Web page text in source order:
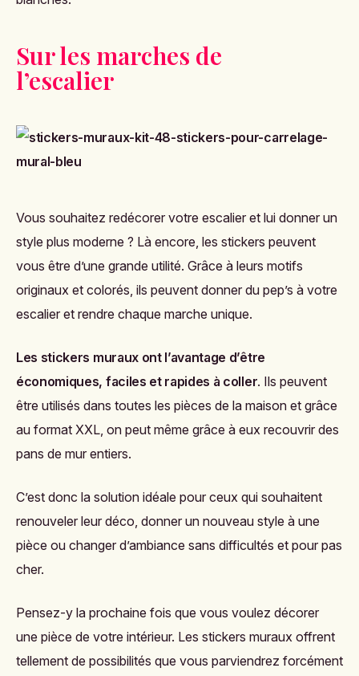
Sur les marches de
l’escalier
Vous souhaitez redécorer votre escalier et lui donner un
style plus moderne ? Là encore, les stickers peuvent
vous être d’une grande utilité. Grâce à leurs motifs
originaux et colorés, ils peuvent donner du pep’s à votre
escalier et rendre chaque marche unique.
Les stickers muraux ont l’avantage d’être
économiques, faciles et rapides à coller. Ils peuvent
être utilisés dans toutes les pièces de la maison et grâce
au format XXL, on peut même grâce à eux recouvrir des
pans de mur entiers.
C’est donc la solution idéale pour ceux qui souhaitent
renouveler leur déco, donner un nouveau style à une
pièce ou changer d’ambiance sans difficultés et pour pas
cher.
Pensez-y la prochaine fois que vous voulez décorer
une pièce de votre intérieur. Les stickers muraux offrent
tellement de possibilités que vous parviendrez forcément